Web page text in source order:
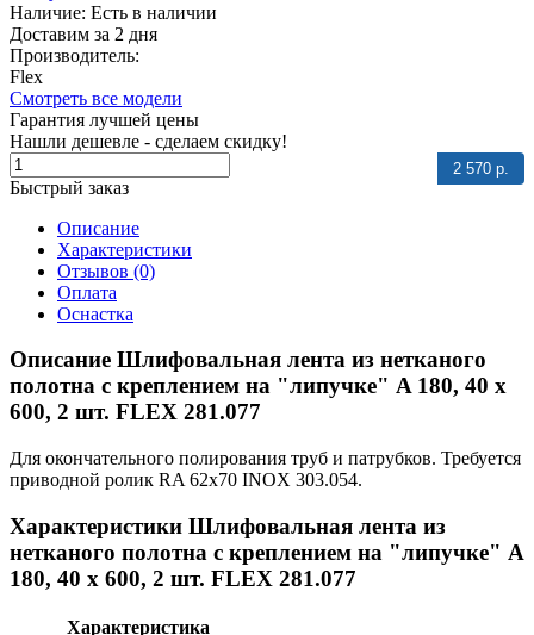
Наличие: Есть в наличии
Доставим за 2 дня
Производитель:
Flex
Смотреть все модели
Гарантия лучшей цены
Нашли дешевле - сделаем скидку!
2 570 р.
Быстрый заказ
Описание
Характеристики
Отзывов (0)
Оплата
Оснастка
Описание Шлифовальная лента из нетканого
полотна с креплением на "липучке" A 180, 40 x
600, 2 шт. FLEX 281.077
Для окончательного полирования труб и патрубков. Требуется
приводной ролик RA 62x70 INOX 303.054.
Характеристики Шлифовальная лента из
нетканого полотна с креплением на "липучке" A
180, 40 x 600, 2 шт. FLEX 281.077
Характеристика